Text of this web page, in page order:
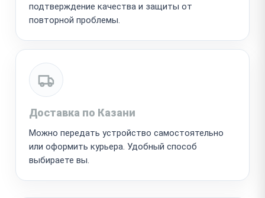
подтверждение качества и защиты от
повторной проблемы.
Доставка по Казани
Можно передать устройство самостоятельно
или оформить курьера. Удобный способ
выбираете вы.